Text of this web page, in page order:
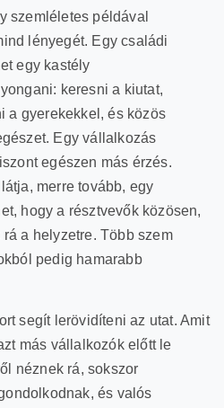
szemléletes példával
lényegét. Egy családi
egy kastély
keresni a kiutat,
a gyerekekkel, és közös
Egy vállalkozás
egészen más érzés.
merre tovább, egy
hogy a résztvevők közösen,
a helyzetre. Több szem
pedig hamarabb
segít lerövidíteni az utat. Amit
más vállalkozók előtt le
néznek rá, sokszor
és valós